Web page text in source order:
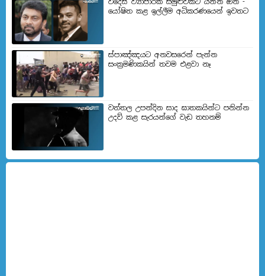
යෝෂිත කළ ඉල්ලීම අධිකරණයෙන් ඉවතට
ස්පාඤ්ඤයට අනවසරෙන් පැන්න
සංක්‍රමණිකයින් තවම එළවා නෑ
වත්තල උපන්දින සාද ඝාතකයින්ට පනින්න
උදව් කළ සැරයන්ගේ වැඩ තහනම්